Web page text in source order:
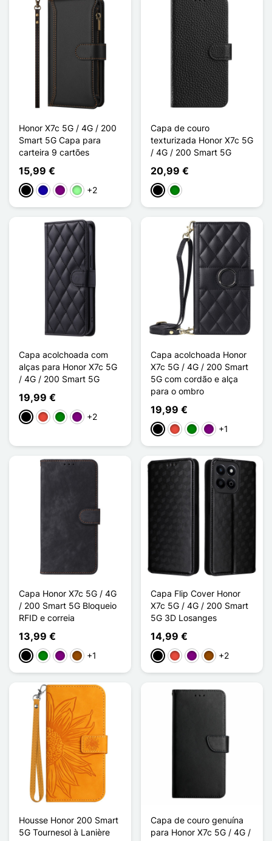
Honor X7c 5G / 4G / 200
Smart 5G Capa para
carteira 9 cartões
15,99 €
PretoAzul Escuro
PúrpuraVert Menthe
+2
Capa de couro
texturizada Honor X7c 5G
/ 4G / 200 Smart 5G
20,99 €
PretoVerde
Capa acolchoada com
alças para Honor X7c 5G
/ 4G / 200 Smart 5G
19,99 €
PretoVermelho
VerdePúrpura
+2
Capa acolchoada Honor
X7c 5G / 4G / 200 Smart
5G com cordão e alça
para o ombro
19,99 €
PretoVermelho
VerdePúrpura
+1
Capa Honor X7c 5G / 4G
/ 200 Smart 5G Bloqueio
RFID e correia
13,99 €
PretoVerdePúrpuraCastanho
+1
Capa Flip Cover Honor
X7c 5G / 4G / 200 Smart
5G 3D Losanges
14,99 €
PretoVermelho
PúrpuraCastanho
+2
Housse Honor 200 Smart
5G Tournesol à Lanière
Capa de couro genuína
para Honor X7c 5G / 4G /